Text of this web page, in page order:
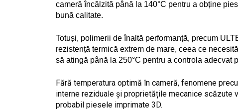
cameră încălzită până la 140°C pentru a obține
bună calitate.
Totuși, polimerii de înaltă performanță, precum
rezistență termică extrem de mare, ceea ce
să atingă până la 250°C pentru a controla adecvat
Fără temperatura optimă în cameră, fenomene
interne reziduale și proprietățile mecanice scăzute
probabil piesele imprimate 3D.